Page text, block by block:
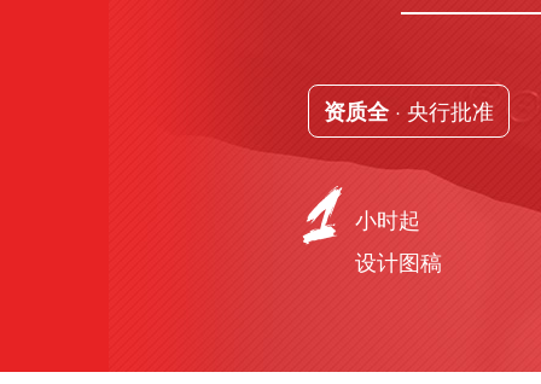
资质全· 央行批准
小时起
设计图稿